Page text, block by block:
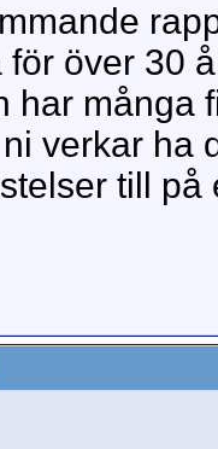
över 30
har många
verkar ha
till på